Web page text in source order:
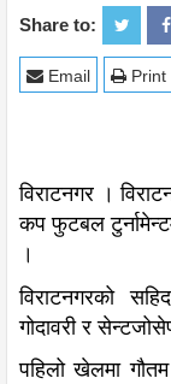
Share to:
Print
Email
विराटनगर ।
कप फुटबल
।
विराटनगरको
गोदावरी र
पहिलो खेलमा